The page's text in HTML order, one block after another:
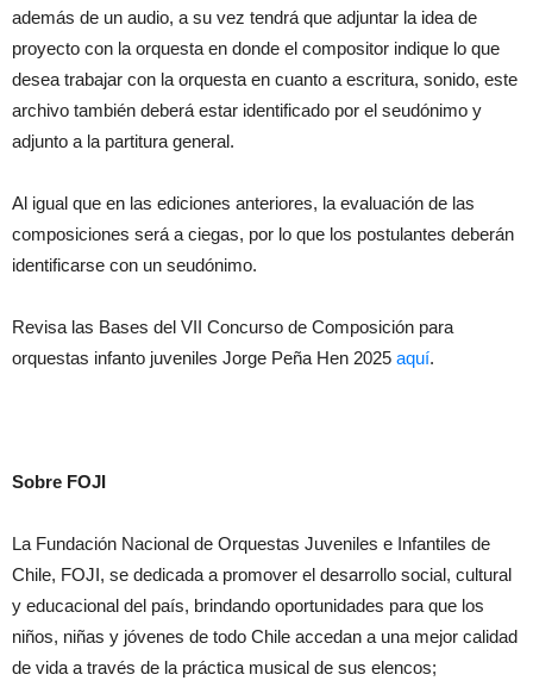
además de un audio, a su vez tendrá que adjuntar la idea de
proyecto con la orquesta en donde el compositor indique lo que
desea trabajar con la orquesta en cuanto a escritura, sonido, este
archivo también deberá estar identificado por el seudónimo y
adjunto a la partitura general.
Al igual que en las ediciones anteriores, la evaluación de las
composiciones será a ciegas, por lo que los postulantes deberán
identificarse con un seudónimo.
Revisa las Bases del VII Concurso de Composición para
orquestas infanto juveniles Jorge Peña Hen 2025 aquí.
Sobre FOJI
La Fundación Nacional de Orquestas Juveniles e Infantiles de
Chile, FOJI, se dedicada a promover el desarrollo social, cultural
y educacional del país, brindando oportunidades para que los
niños, niñas y jóvenes de todo Chile accedan a una mejor calidad
de vida a través de la práctica musical de sus elencos;